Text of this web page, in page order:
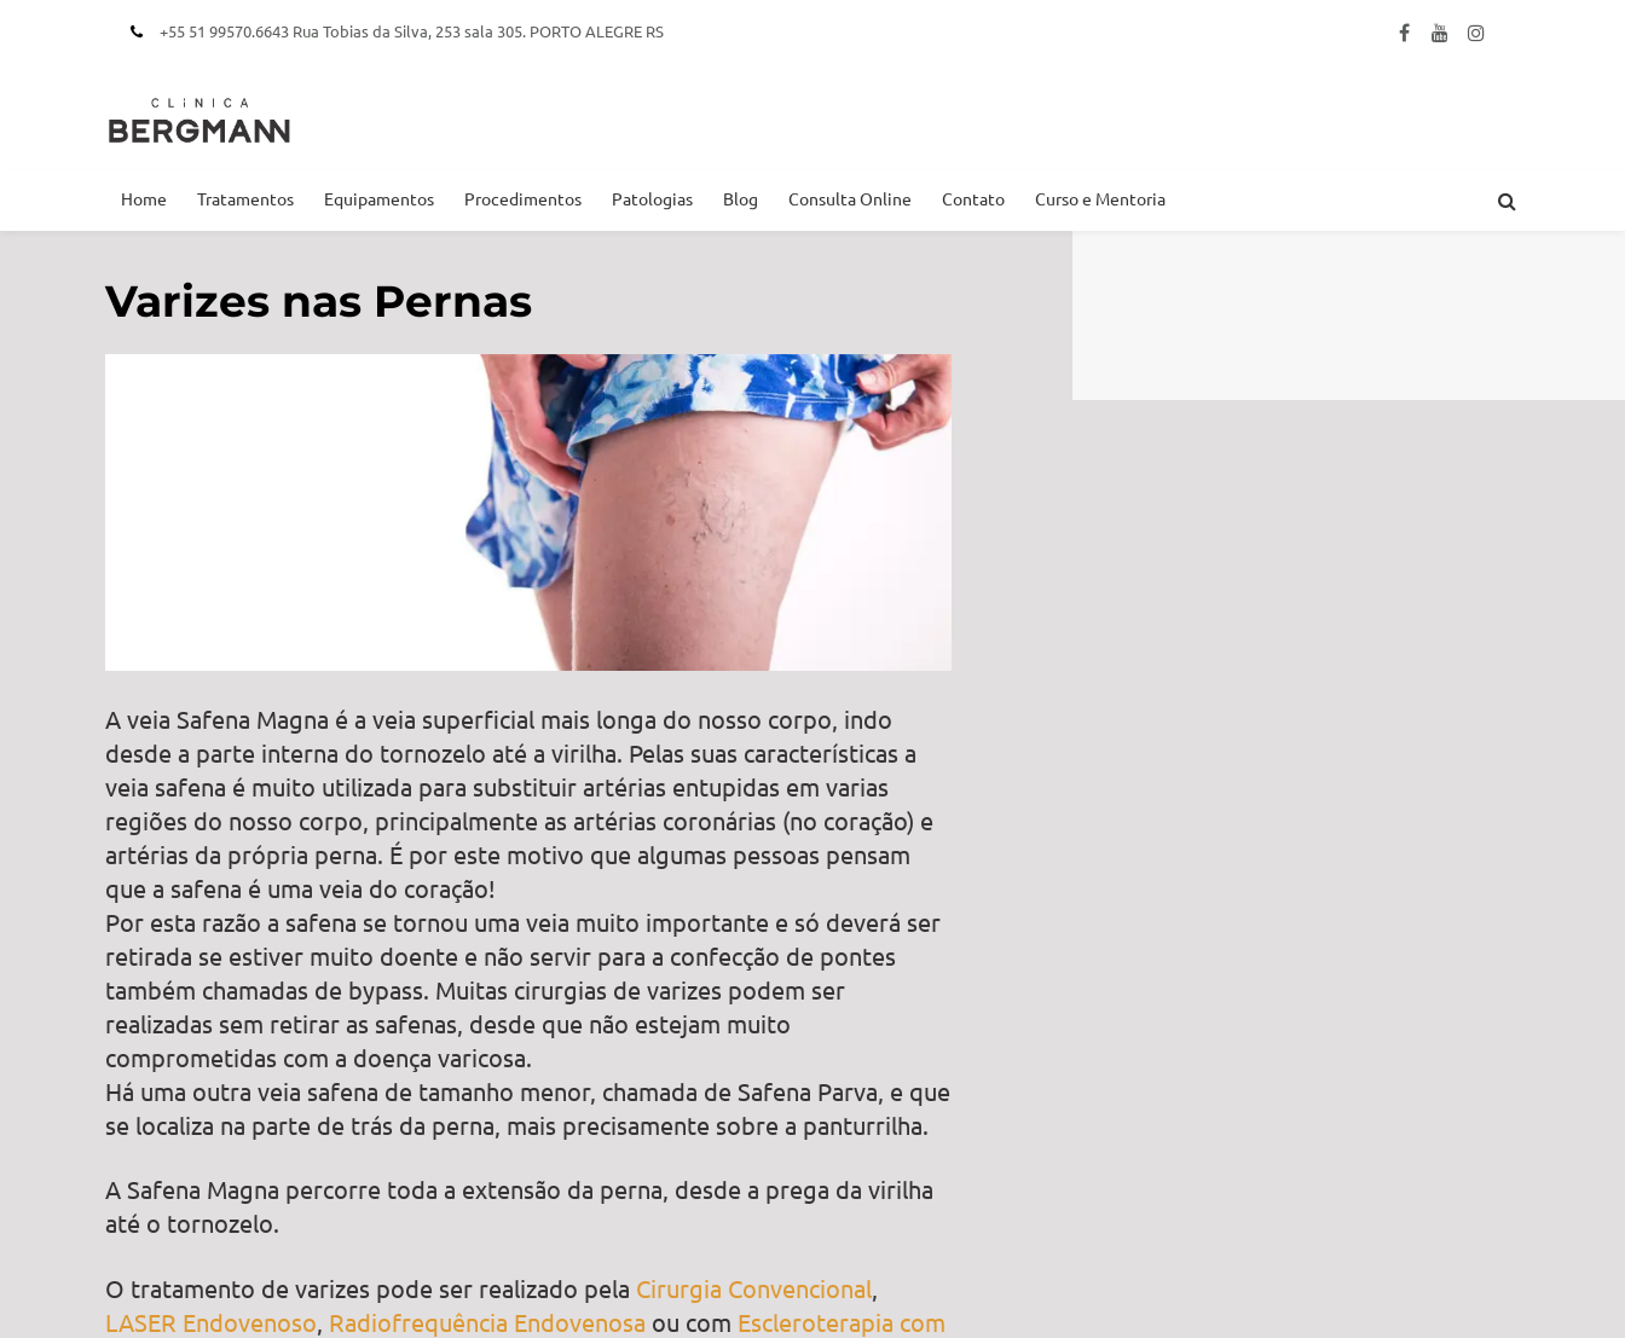
+55 51 99570.6643 Rua Tobias da Silva, 253 sala 305. PORTO ALEGRE RS
Home Tratamentos Equipamentos Procedimentos Patologias Blog Consulta Online Contato Curso e Mentoria
Varizes nas Pernas
A veia Safena Magna é a veia superficial mais longa do nosso corpo, indo
desde a parte interna do tornozelo até a virilha. Pelas suas características a
veia safena é muito utilizada para substituir artérias entupidas em varias
regiões do nosso corpo, principalmente as artérias coronárias (no coração) e
artérias da própria perna. É por este motivo que algumas pessoas pensam
que a safena é uma veia do coração!
Por esta razão a safena se tornou uma veia muito importante e só deverá ser
retirada se estiver muito doente e não servir para a confecção de pontes
também chamadas de bypass. Muitas cirurgias de varizes podem ser
realizadas sem retirar as safenas, desde que não estejam muito
comprometidas com a doença varicosa.
Há uma outra veia safena de tamanho menor, chamada de Safena Parva, e que
se localiza na parte de trás da perna, mais precisamente sobre a panturrilha.
A Safena Magna percorre toda a extensão da perna, desde a prega da virilha
até o tornozelo.
O tratamento de varizes pode ser realizado pela Cirurgia Convencional
LASER Endovenoso Radiofrequência Endovenosa ou com Escleroterapia com